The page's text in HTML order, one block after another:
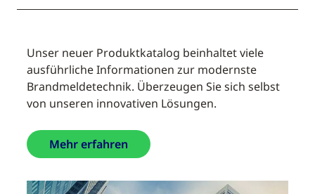
Unser neuer Produktkatalog beinhaltet viele
ausführliche Informationen zur modernste
Brandmeldetechnik. Überzeugen Sie sich selbst
von unseren innovativen Lösungen.
Mehr erfahren